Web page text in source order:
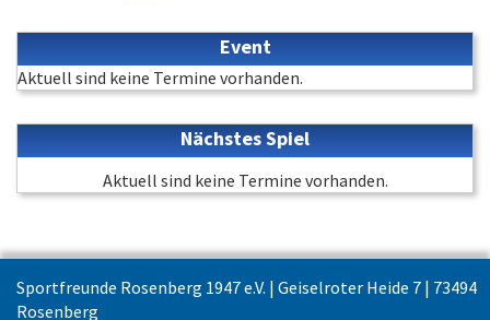
Event
Aktuell sind keine Termine vorhanden.
Nächstes Spiel
Aktuell sind keine Termine vorhanden.
Sportfreunde Rosenberg 1947 e.V. | Geiselroter Heide 7 | 73494
Rosenberg